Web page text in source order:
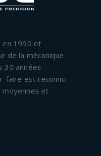
en 1990 et
de la mécanique
30 années
faire est reconnu
moyennes et